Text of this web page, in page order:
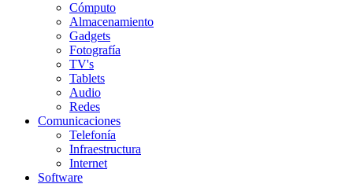
Cómputo
Almacenamiento
Gadgets
Fotografía
TV's
Tablets
Audio
Redes
Comunicaciones
Telefonía
Infraestructura
Internet
Software